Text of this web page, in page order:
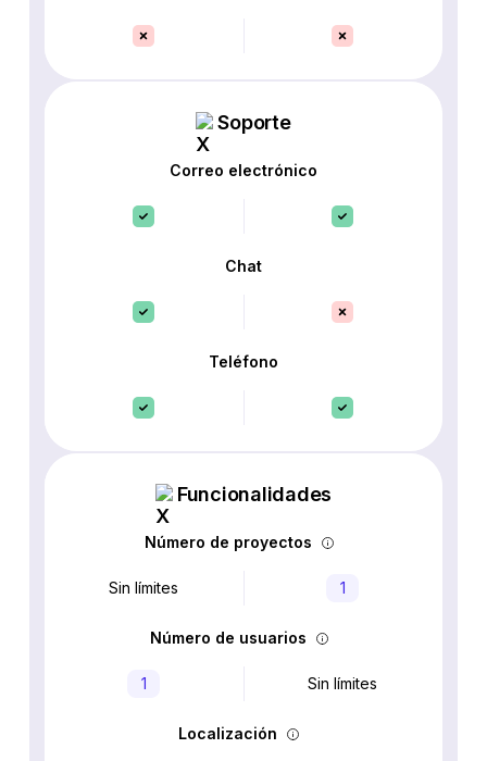
Soporte
Correo electrónico
Chat
Teléfono
Funcionalidades
Número de proyectos
Sin límites 1
Número de usuarios
1 Sin límites
Localización